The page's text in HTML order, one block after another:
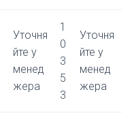
Уточня
йте у
менед
жера
1
0
3
5
3
Уточня
йте у
менед
жера